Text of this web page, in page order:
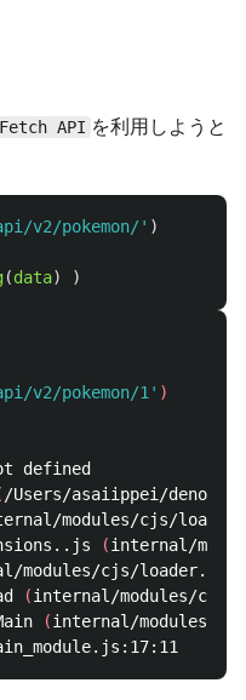
Fetch API を利用しようと
v2/pokemon/' )
(data) )
v2/pokemon/1' )
defined
/Users/asaiippei/deno-
modules/cjs/
(internal/
modules/cjs/
(internal/modules/cjs/
(internal/modules/